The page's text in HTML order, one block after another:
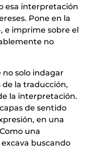
esa interpretación
Pone en la
e imprime sobre el
no
no solo indagar
la traducción,
la interpretación.
de sentido
en una
una
buscando